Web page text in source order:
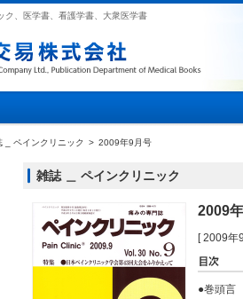
ク、医学書、看護学書、大衆医学書
_ ペインクリニック > 2009年9月号
雑誌 ＿ ペインクリニック
2009
[ 2009年
●巻頭言